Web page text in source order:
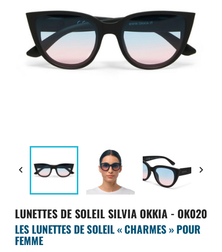
 
LUNETTES DE SOLEIL SILVIA OKKIA - OK020
LES LUNETTES DE SOLEIL « CHARMES » POUR
FEMME